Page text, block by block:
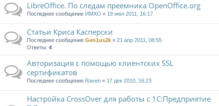
LibreOffice. По следам преемника OpenOffice.org
Последнее сообщение ИМХО « 19 июл 2011, 16:17
Статьи Криса Касперски
Последнее сообщение Gen1us2k « 21 апр 2011, 08:55
Ответы: 4
Авторизация с помощью клиентских SSL
сертификатов
Последнее сообщение Raven « 17 дек 2010, 16:23
Настройка CrossOver для работы с 1С:Предприятие